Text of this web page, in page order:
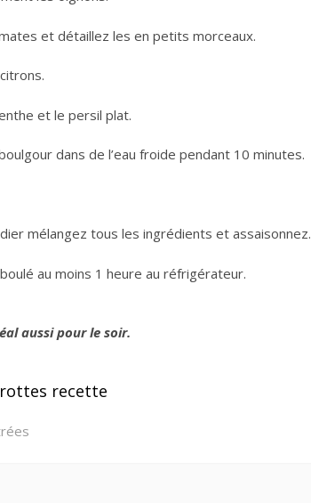
et détaillez les en petits morceaux.
et le persil plat.
dans de l’eau froide pendant 10 minutes.
mélangez tous les ingrédients et assaisonnez.
au moins 1 heure au réfrigérateur.
aussi pour le soir.
recette